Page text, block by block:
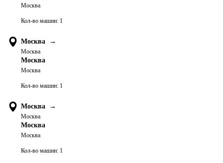
Москва
Кол-во машин: 1
Москва →
Москва
Москва
Москва
Кол-во машин: 1
Москва →
Москва
Москва
Москва
Кол-во машин: 1